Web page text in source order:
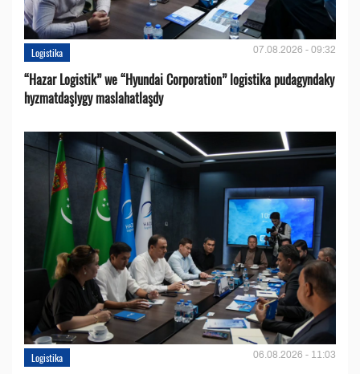
Logistika 07.08.2026 - 09:32
“Hazar Logistik” we “Hyundai Corporation” logistika pudagyndaky
hyzmatdaşlygy maslahatlaşdy
Logistika 06.08.2026 - 11:03